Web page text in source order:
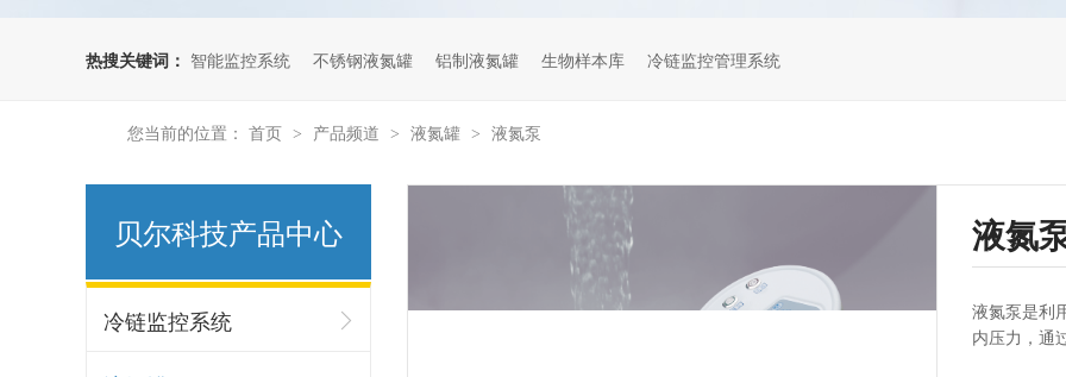
热搜关键词： 智能监控系统 不锈钢液氮罐 铝制液氮罐 生物样本库 冷链监控管理系统
您当前的位置： 首页 > 产品频道 > 液氮罐 > 液氮泵
液氮
液氮泵是利
内压力，通
贝尔科技产品中心
冷链监控系统